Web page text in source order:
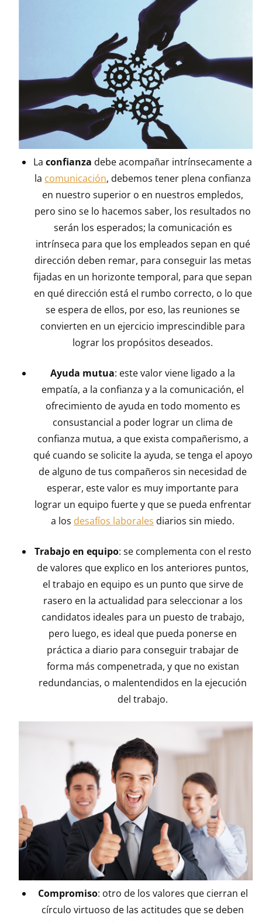
La confianza debe acompañar intrínsecamente a
la comunicación, debemos tener plena confianza
en nuestro superior o en nuestros empledos,
pero sino se lo hacemos saber, los resultados no
serán los esperados; la comunicación es
intrínseca para que los empleados sepan en qué
dirección deben remar, para conseguir las metas
fijadas en un horizonte temporal, para que sepan
en qué dirección está el rumbo correcto, o lo que
se espera de ellos, por eso, las reuniones se
convierten en un ejercicio imprescindible para
lograr los propósitos deseados.
Ayuda mutua: este valor viene ligado a la
empatía, a la confianza y a la comunicación, el
ofrecimiento de ayuda en todo momento es
consustancial a poder lograr un clima de
confianza mutua, a que exista compañerismo, a
qué cuando se solicite la ayuda, se tenga el apoyo
de alguno de tus compañeros sin necesidad de
esperar, este valor es muy importante para
lograr un equipo fuerte y que se pueda enfrentar
a los desafíos laborales diarios sin miedo.
Trabajo en equipo: se complementa con el resto
de valores que explico en los anteriores puntos,
el trabajo en equipo es un punto que sirve de
rasero en la actualidad para seleccionar a los
candidatos ideales para un puesto de trabajo,
pero luego, es ideal que pueda ponerse en
práctica a diario para conseguir trabajar de
forma más compenetrada, y que no existan
redundancias, o malentendidos en la ejecución
del trabajo.
Compromiso: otro de los valores que cierran el
círculo virtuoso de las actitudes que se deben